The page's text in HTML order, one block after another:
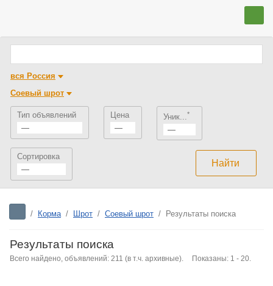
вся Россия
Соевый шрот
Тип объявлений
—
Цена
—
Уник...*
—
Сортировка
—
/ Корма/ Шрот / Соевый шрот / Результаты поиска
Результаты поиска
Всего найдено, объявлений: 211 (в т.ч. архивные). Показаны: 1 - 20.